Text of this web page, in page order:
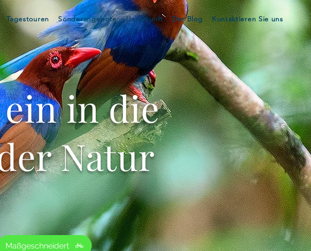
Tagestouren Sonderangebote Unterkunft Der Blog Kontaktieren Sie uns
in die
Natur
Maßgeschneidert